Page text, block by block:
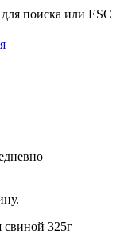
поиска или ESC
325г